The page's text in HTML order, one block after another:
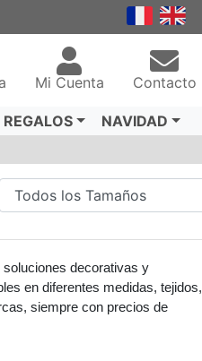
Mi Cuenta Contacto
NAVIDAD
decorativas y
en diferentes medidas, tejidos,
siempre con precios de